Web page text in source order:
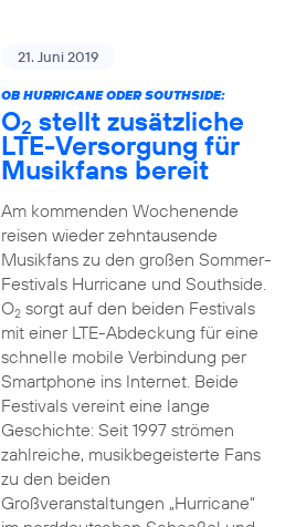
21. Juni 2019
OB HURRICANE ODER SOUTHSIDE:
O2 stellt zusätzliche
LTE-Versorgung für
Musikfans bereit
Am kommenden Wochenende
reisen wieder zehntausende
Musikfans zu den großen Sommer-
Festivals Hurricane und Southside.
O2sorgt auf den beiden Festivals
mit einer LTE-Abdeckung für eine
schnelle mobile Verbindung per
Smartphone ins Internet. Beide
Festivals vereint eine lange
Geschichte: Seit 1997 strömen
zahlreiche, musikbegeisterte Fans
zu den beiden
Großveranstaltungen „Hurricane“